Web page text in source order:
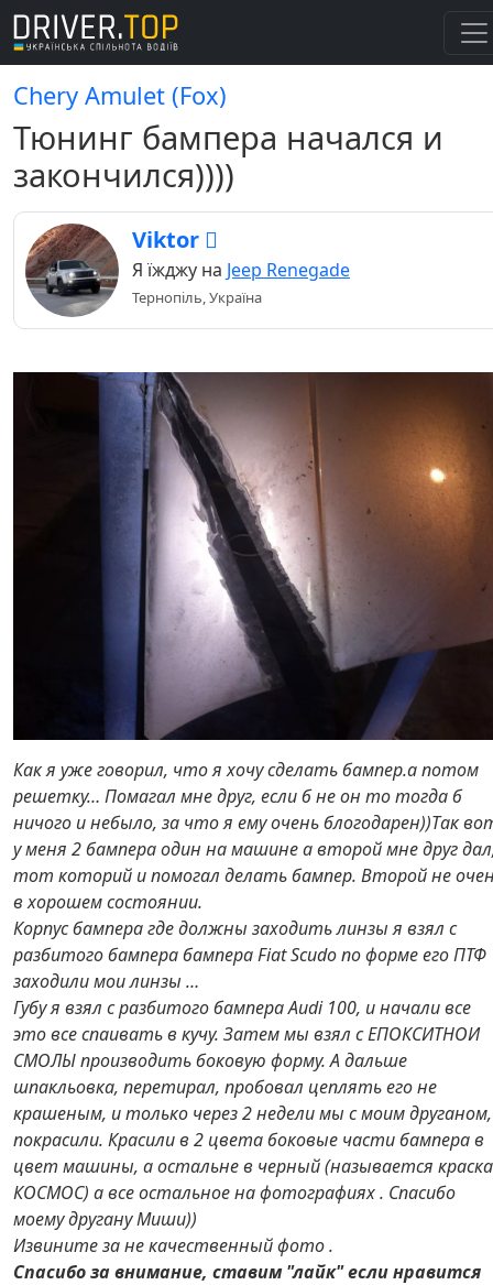
Chery Amulet (Fox)
Тюнинг бампера начался и
закончился))))
Viktor 
Я їжджу на Jeep Renegade
Тернопіль, Україна
Как я уже говорил, что я хочу сделать бампер.а потом
решетку… Помагал мне друг, если б не он то тогда б
ничого и небыло, за что я ему очень блогодарен))Так
у меня 2 бампера один на машине а второй мне друг
тот которий и помогал делать бампер. Второй не
в хорошем состоянии.
Корпус бампера где должны заходить линзы я взял с
разбитого бампера бампера Fiat Scudo по форме его ПТФ
заходили мои линзы …
Губу я взял с разбитого бампера Audi 100, и начали все
это все спаивать в кучу. Затем мы взял с ЕПОКСИТНОИ
СМОЛЫ производить боковую форму. А дальше
шпакльовка, перетирал, пробовал цеплять его не
крашеным, и только через 2 недели мы с моим друганом,
покрасили. Красили в 2 цвета боковые части бампера в
цвет машины, а остальне в черный (называется краска
КОСМОС) а все остальное на фотографиях . Спасибо
моему другану Миши))
Извините за не качественный фото .
Спасибо за внимание, ставим "лайк" если нравится